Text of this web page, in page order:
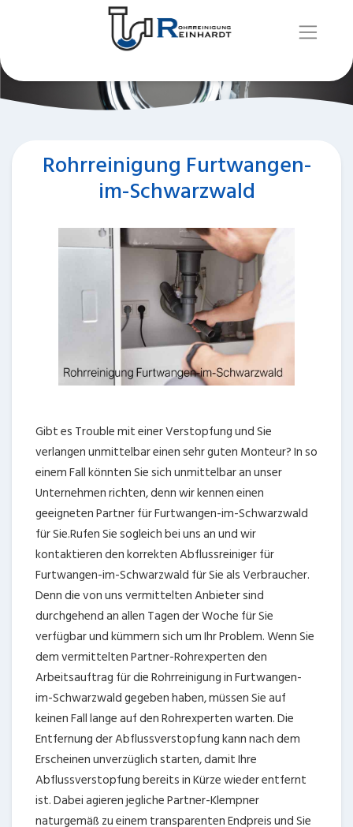
Rohrreinigung Furtwangen-
im-Schwarzwald
Gibt es Trouble mit einer Verstopfung und Sie
verlangen unmittelbar einen sehr guten Monteur? In so
einem Fall könnten Sie sich unmittelbar an unser
Unternehmen richten, denn wir kennen einen
geeigneten Partner für Furtwangen-im-Schwarzwald
für Sie.Rufen Sie sogleich bei uns an und wir
kontaktieren den korrekten Abflussreiniger für
Furtwangen-im-Schwarzwald für Sie als Verbraucher.
Denn die von uns vermittelten Anbieter sind
durchgehend an allen Tagen der Woche für Sie
verfügbar und kümmern sich um Ihr Problem. Wenn Sie
dem vermittelten Partner-Rohrexperten den
Arbeitsauftrag für die Rohrreinigung in Furtwangen-
im-Schwarzwald gegeben haben, müssen Sie auf
keinen Fall lange auf den Rohrexperten warten. Die
Entfernung der Abflussverstopfung kann nach dem
Erscheinen unverzüglich starten, damit Ihre
Abflussverstopfung bereits in Kürze wieder entfernt
ist. Dabei agieren jegliche Partner-Klempner
naturgemäß zu einem transparenten Endpreis und Sie